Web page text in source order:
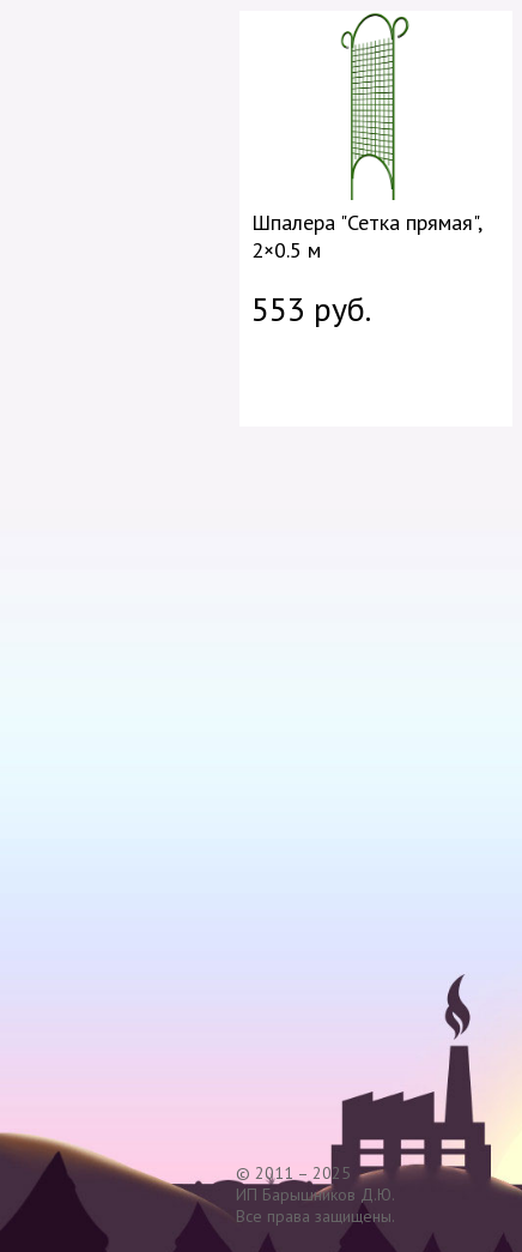
Шпалера "Сетка прямая",
2×0.5 м
553 руб.
© 2011 – 2025
ИП Барышников Д.Ю.
Все права защищены.